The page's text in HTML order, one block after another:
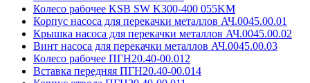
Колесо рабочее KSB SW K300-400 055KM
Корпус насоса для перекачки металлов АЧ.0045.00.01
Крышка насоса для перекачки металлов АЧ.0045.00.02
Винт насоса для перекачки металлов АЧ.0045.00.03
Колесо рабочее ПГН20.40-00.012
Вставка передняя ПГН20.40-00.014